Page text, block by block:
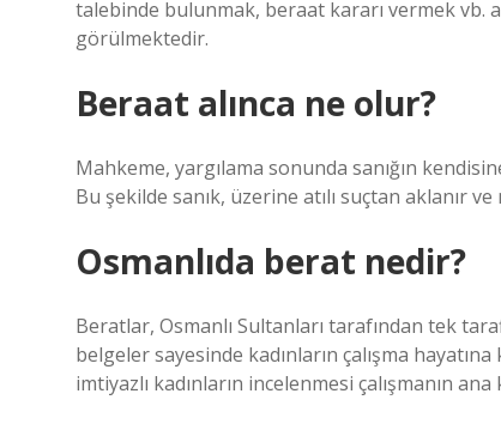
talebinde bulunmak, beraat kararı vermek vb.
görülmektedir.
Beraat alınca ne olur?
Mahkeme, yargılama sonunda sanığın
Bu şekilde sanık, üzerine atılı suçtan aklanır
Osmanlıda berat nedir?
Beratlar, Osmanlı Sultanları tarafından tek
belgeler sayesinde kadınların çalışma
imtiyazlı kadınların incelenmesi çalışmanın